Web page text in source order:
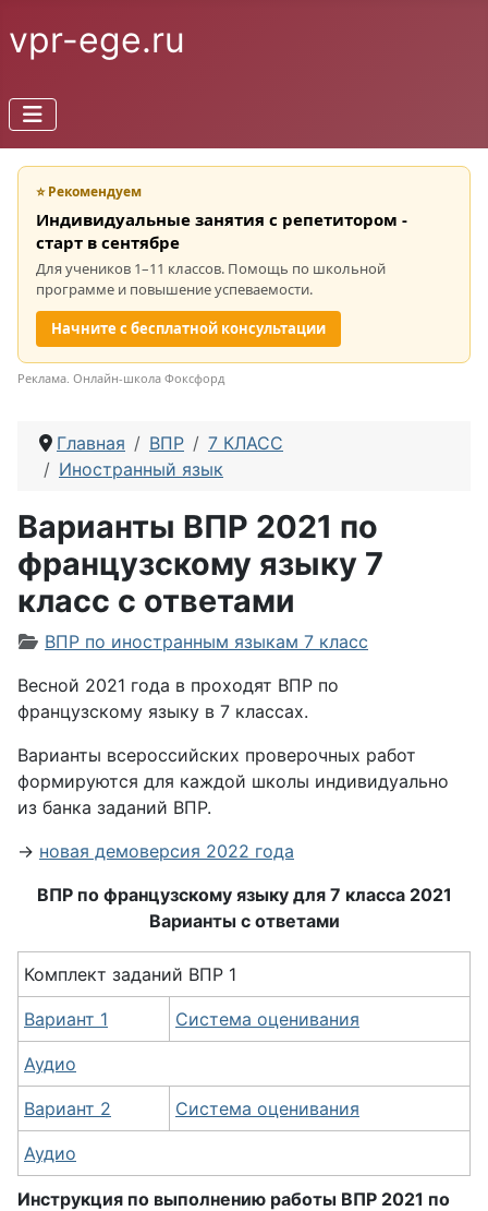
vpr-ege.ru
⭐ Рекомендуем
Индивидуальные занятия с репетитором -
старт в сентябре
Для учеников 1–11 классов. Помощь по школьной
программе и повышение успеваемости.
Начните с бесплатной консультации
Реклама. Онлайн-школа Фоксфорд
Главная ВПР
7 КЛАСС
Иностранный язык
Варианты ВПР 2021 по
французскому языку 7
класс с ответами
Информация о материале
ВПР по иностранным языкам 7 класс
Весной 2021 года в проходят ВПР по
французскому языку в 7 классах.
Варианты всероссийских проверочных работ
формируются для каждой школы индивидуально
из банка заданий ВПР.
→ новая демоверсия 2022 года
ВПР по французскому языку для 7 класса 2021
Варианты с ответами
Комплект заданий ВПР 1
Вариант 1 Система оценивания
Аудио
Вариант 2 Система оценивания
Аудио
Инструкция по выполнению работы ВПР 2021 по